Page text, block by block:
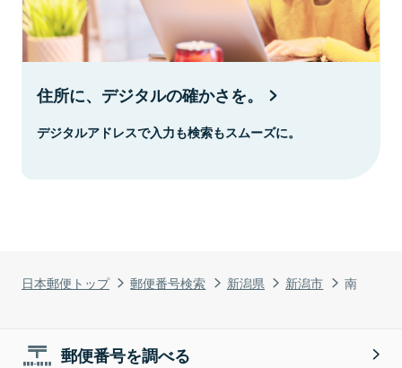
日本郵便トップ 郵便番号検索 新潟県 新潟市 南
住所に、デジタルの確かさを。
デジタルアドレスで入力も検索もスムーズに。
郵便番号を調べる